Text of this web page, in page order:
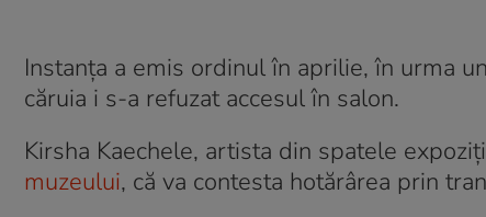
Instanța a emis ordinul în aprilie, în urma
căruia i s-a refuzat accesul în salon.
Kirsha Kaechele, artista din spatele
muzeului, că va contesta hotărârea prin